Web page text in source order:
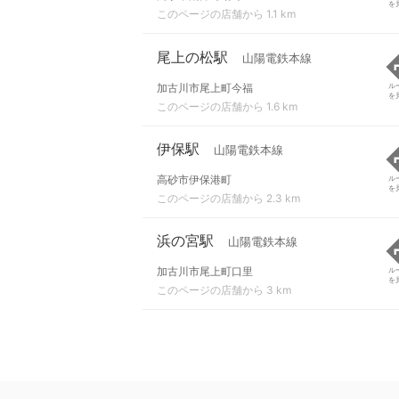
このページの店舗から 1.1 km
を
尾上の松駅 山陽電鉄本線
加古川市尾上町今福
このページの店舗から 1.6 km
ル
を
伊保駅 山陽電鉄本線
高砂市伊保港町
このページの店舗から 2.3 km
ル
を
浜の宮駅 山陽電鉄本線
加古川市尾上町口里
このページの店舗から 3 km
ル
を